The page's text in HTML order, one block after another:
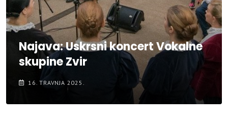
Najava: Uskrsni koncert Vokalne
skupine Zvir
16. TRAVNJA 2025.